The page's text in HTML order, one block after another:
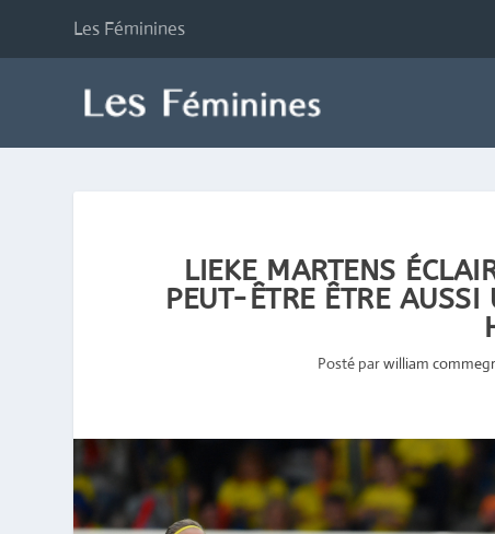
Les Féminines
LIEKE MARTENS
PEUT-ÊTRE ÊTRE
Posté parwilliam